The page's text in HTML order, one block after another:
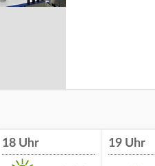
18 Uhr 19 Uhr